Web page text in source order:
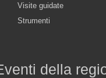
Visite guidate
Strumenti
della